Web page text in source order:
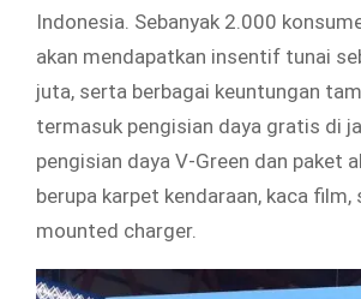
Indonesia. Sebanyak 2.000
akan mendapatkan insentif tunai
juta, serta berbagai keuntungan
termasuk pengisian daya gratis di
pengisian daya V-Green dan paket
berupa karpet kendaraan, kaca film,
mounted charger.